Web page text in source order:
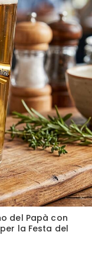
del Papà con
la Festa del